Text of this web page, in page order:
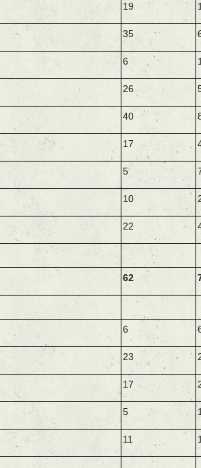
19
35
6
26
40
17
5
10
22
62
6
23
17
5
11